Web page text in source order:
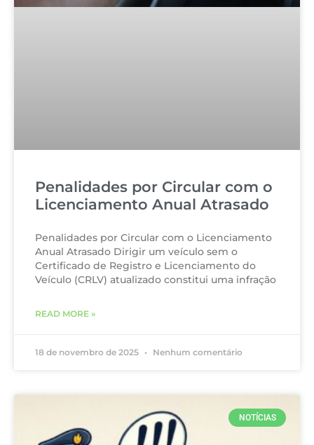
Penalidades por Circular com o
Licenciamento Anual Atrasado
Penalidades por Circular com o Licenciamento
Anual Atrasado Dirigir um veículo sem o
Certificado de Registro e Licenciamento do
Veículo (CRLV) atualizado constitui uma infração
READ MORE »
18 de novembro de 2025 Nenhum comentário
NOTÍCIAS